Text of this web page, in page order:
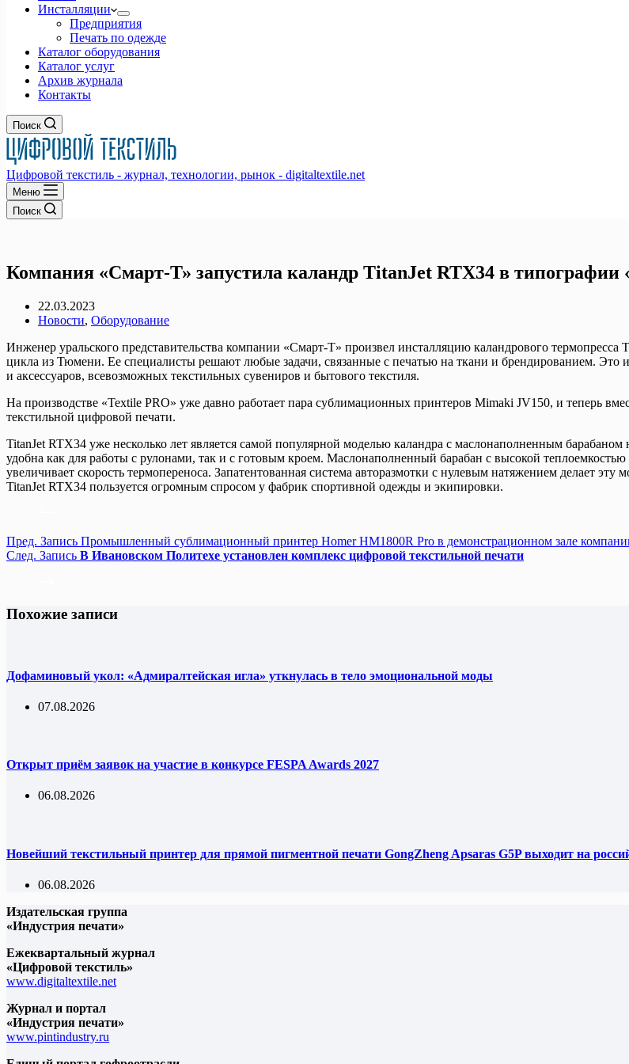
Инсталляции
Предприятия
Печать по одежде
Каталог оборудования
Каталог услуг
Архив журнала
Контакты
Поиск
Цифровой текстиль - журнал, технологии, рынок - digitaltextile.net
Меню
Поиск
Компания «Смарт-Т» запустила каландр TitanJet RTX34 в
22.03.2023
Новости, Оборудование
Инженер уральского представительства компании «Смарт-Т» произвел инсталляцию каландрового
цикла из Тюмени. Ее специалисты решают любые задачи, связанные с печатью на ткани и брендированием. Это
и аксессуаров, всевозможных текстильных сувениров и бытового текстиля.
На производстве «Textile PRO» уже давно работает пара сублимационных принтеров Mimaki JV150, и теперь
текстильной цифровой печати.
TitanJet RTX34 уже несколько лет является самой популярной моделью каландра с маслонаполненным
удобна как для работы с рулонами, так и с готовым кроем. Маслонаполненный барабан с высокой
увеличивает скорость термопереноса. Запатентованная система авторазмотки с нулевым натяжением делает
TitanJet RTX34 пользуется огромным спросом у фабрик спортивной одежды и экипировки.
Пред. Запись Промышленный сублимационный принтер Homer HM1800R Pro в демонстрационном зале
След. Запись В Ивановском Политехе установлен комплекс цифровой текстильной печати
Похожие записи
Дофаминовый укол: «Адмиралтейская игла» уткнулась в тело эмоциональной моды
07.08.2026
Открыт приём заявок на участие в конкурсе FESPA Awards 2027
06.08.2026
Новейший текстильный принтер для прямой пигментной печати GongZheng Apsaras G5P выходит на
06.08.2026
Издательская группа
«Индустрия печати»
Ежеквартальный журнал
«Цифровой текстиль»
www.digitaltextile.net
Журнал и портал
«Индустрия печати»
www.pintindustry.ru